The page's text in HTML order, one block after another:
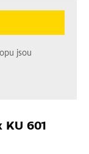
jsou
KU 601